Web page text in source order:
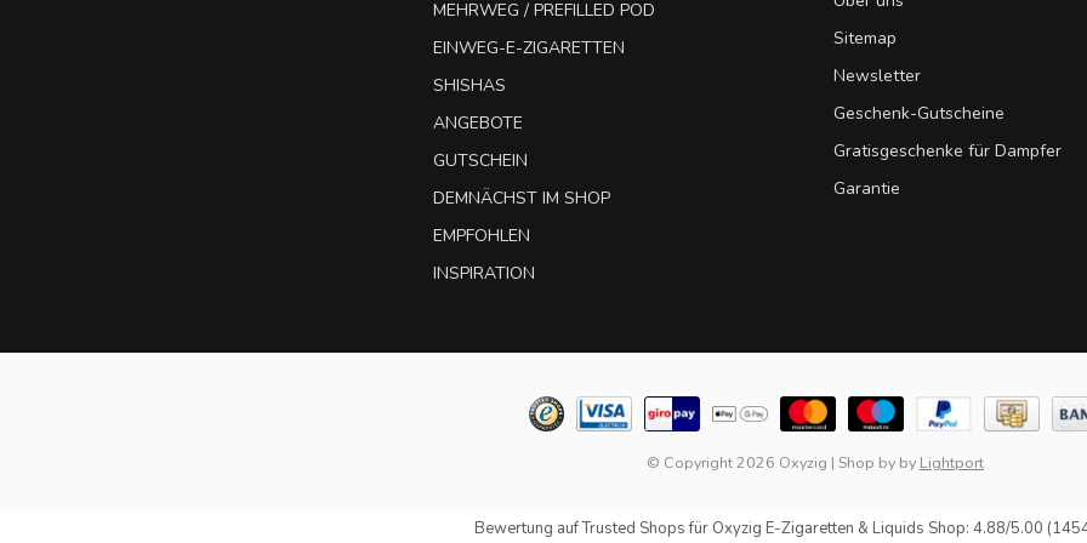
MEHRWEG / PREFILLED POD
EINWEG-E-ZIGARETTEN
SHISHAS
ANGEBOTE
GUTSCHEIN
DEMNÄCHST IM SHOP
EMPFOHLEN
INSPIRATION
Sitemap
Newsletter
Geschenk-Gutscheine
Gratisgeschenke für Dampfer
Garantie
© Copyright 2026 Oxyzig | Shop by by Lightport
Bewertung aufTrusted Shopsfür Oxyzig E-Zigaretten & Liquids Shop: 4.88/5.00